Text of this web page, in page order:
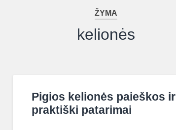
ŽYMA
kelionės
Pigios kelionės paieškos ir
praktiški patarimai